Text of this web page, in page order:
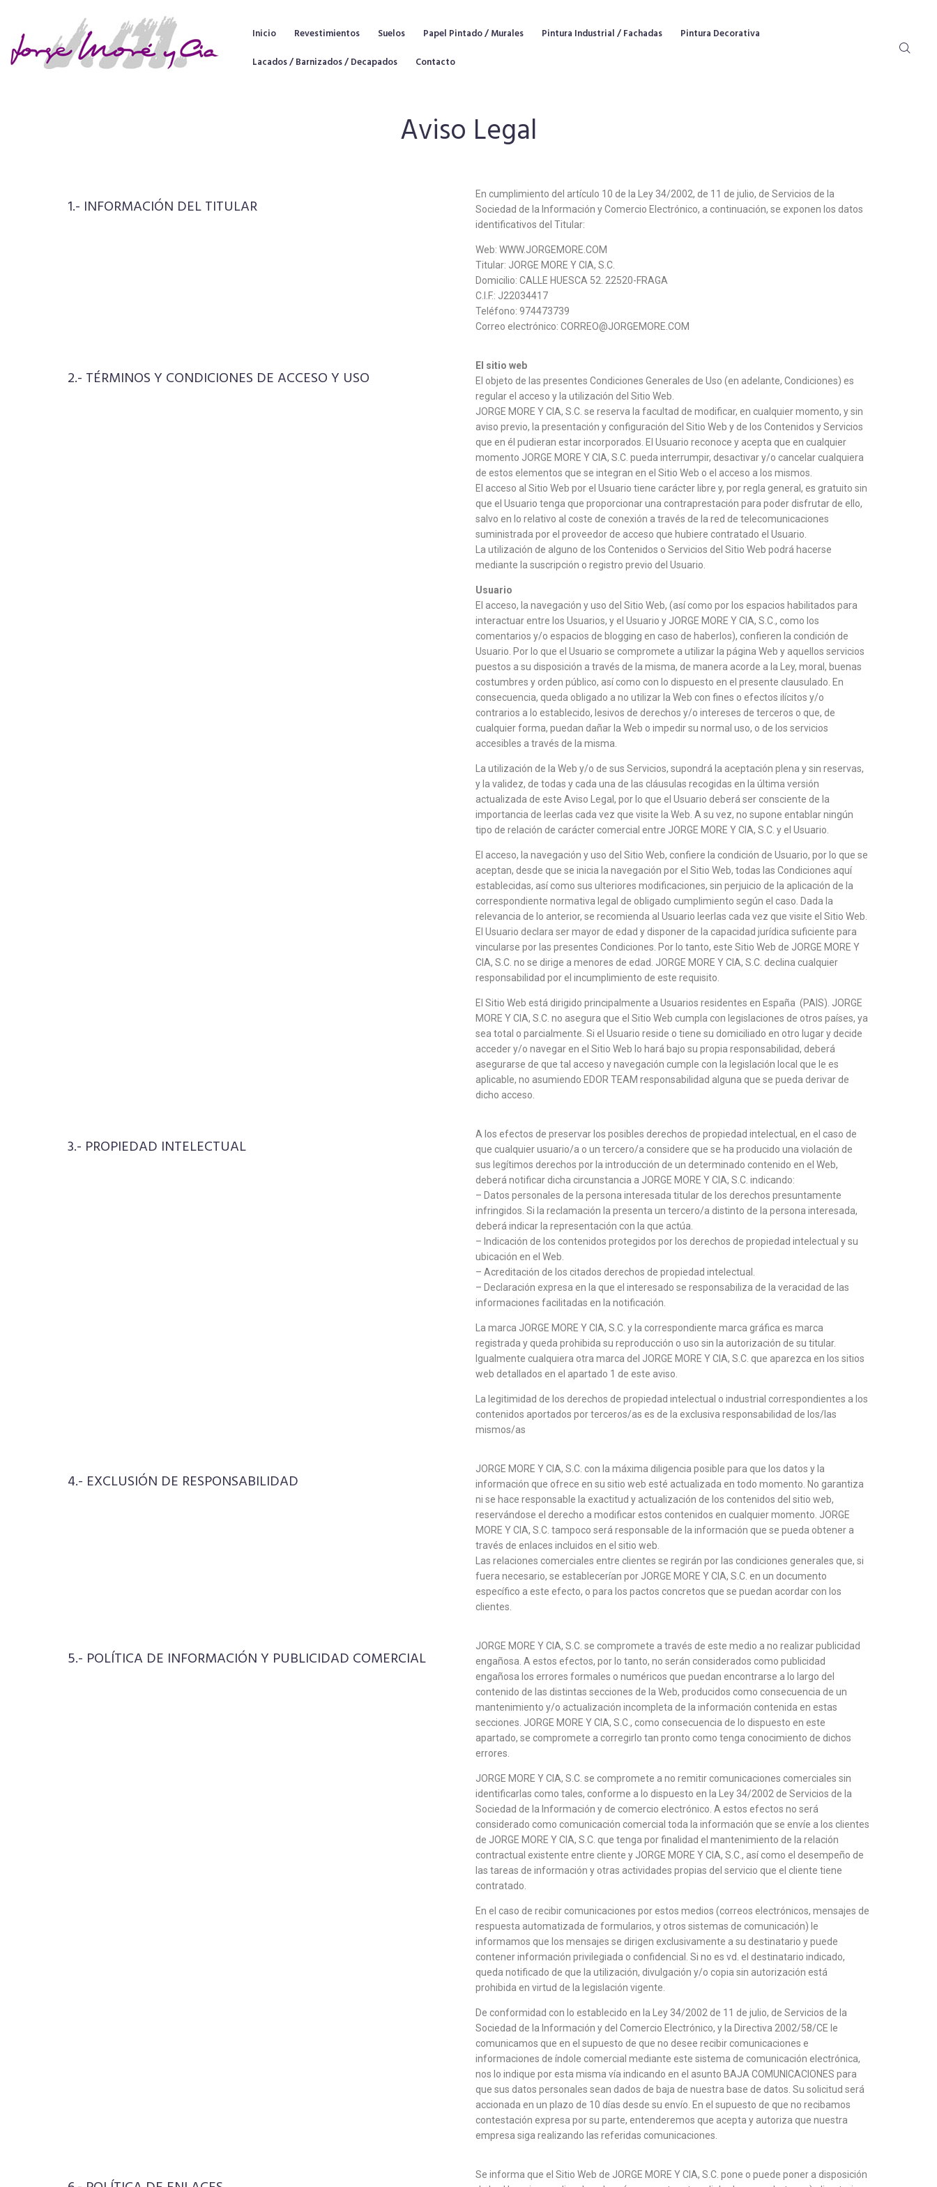
Inicio Revestimientos Suelos Papel Pintado / Murales Pintura Industrial / Fachadas
Pintura Decorativa
Lacados / Barnizados / Decapados
Contacto
Aviso Legal
1.- INFORMACIÓN DEL TITULAR
En cumplimiento del artículo 10 de la Ley 34/2002, de 11 de julio, de Servicios de la
Sociedad de la Información y Comercio Electrónico, a continuación, se exponen los datos
identificativos del Titular:
Web: WWW.JORGEMORE.COM
Titular: JORGE MORE Y CIA, S.C.
Domicilio: CALLE HUESCA 52. 22520-FRAGA
C.I.F.: J22034417
Teléfono: 974473739
Correo electrónico: CORREO@JORGEMORE.COM
2.- TÉRMINOS Y CONDICIONES DE ACCESO Y USO
El sitio web
El objeto de las presentes Condiciones Generales de Uso (en adelante, Condiciones) es
regular el acceso y la utilización del Sitio Web.
JORGE MORE Y CIA, S.C. se reserva la facultad de modificar, en cualquier momento, y sin
aviso previo, la presentación y configuración del Sitio Web y de los Contenidos y Servicios
que en él pudieran estar incorporados. El Usuario reconoce y acepta que en cualquier
momento JORGE MORE Y CIA, S.C. pueda interrumpir, desactivar y/o cancelar cualquiera
de estos elementos que se integran en el Sitio Web o el acceso a los mismos.
El acceso al Sitio Web por el Usuario tiene carácter libre y, por regla general, es gratuito sin
que el Usuario tenga que proporcionar una contraprestación para poder disfrutar de ello,
salvo en lo relativo al coste de conexión a través de la red de telecomunicaciones
suministrada por el proveedor de acceso que hubiere contratado el Usuario.
La utilización de alguno de los Contenidos o Servicios del Sitio Web podrá hacerse
mediante la suscripción o registro previo del Usuario.
Usuario
El acceso, la navegación y uso del Sitio Web, (así como por los espacios habilitados para
interactuar entre los Usuarios, y el Usuario y JORGE MORE Y CIA, S.C., como los
comentarios y/o espacios de blogging en caso de haberlos), confieren la condición de
Usuario. Por lo que el Usuario se compromete a utilizar la página Web y aquellos servicios
puestos a su disposición a través de la misma, de manera acorde a la Ley, moral, buenas
costumbres y orden público, así como con lo dispuesto en el presente clausulado. En
consecuencia, queda obligado a no utilizar la Web con fines o efectos ilícitos y/o
contrarios a lo establecido, lesivos de derechos y/o intereses de terceros o que, de
cualquier forma, puedan dañar la Web o impedir su normal uso, o de los servicios
accesibles a través de la misma.
La utilización de la Web y/o de sus Servicios, supondrá la aceptación plena y sin reservas,
y la validez, de todas y cada una de las cláusulas recogidas en la última versión
actualizada de este Aviso Legal, por lo que el Usuario deberá ser consciente de la
importancia de leerlas cada vez que visite la Web. A su vez, no supone entablar ningún
tipo de relación de carácter comercial entre JORGE MORE Y CIA, S.C. y el Usuario.
El acceso, la navegación y uso del Sitio Web, confiere la condición de Usuario, por lo que se
aceptan, desde que se inicia la navegación por el Sitio Web, todas las Condiciones aquí
establecidas, así como sus ulteriores modificaciones, sin perjuicio de la aplicación de la
correspondiente normativa legal de obligado cumplimiento según el caso. Dada la
relevancia de lo anterior, se recomienda al Usuario leerlas cada vez que visite el Sitio Web.
El Usuario declara ser mayor de edad y disponer de la capacidad jurídica suficiente para
vincularse por las presentes Condiciones. Por lo tanto, este Sitio Web de JORGE MORE Y
CIA, S.C. no se dirige a menores de edad. JORGE MORE Y CIA, S.C. declina cualquier
responsabilidad por el incumplimiento de este requisito.
El Sitio Web está dirigido principalmente a Usuarios residentes en España (PAIS). JORGE
MORE Y CIA, S.C. no asegura que el Sitio Web cumpla con legislaciones de otros países, ya
sea total o parcialmente. Si el Usuario reside o tiene su domiciliado en otro lugar y decide
acceder y/o navegar en el Sitio Web lo hará bajo su propia responsabilidad, deberá
asegurarse de que tal acceso y navegación cumple con la legislación local que le es
aplicable, no asumiendo EDOR TEAM responsabilidad alguna que se pueda derivar de
dicho acceso.
3.- PROPIEDAD INTELECTUAL
A los efectos de preservar los posibles derechos de propiedad intelectual, en el caso de
que cualquier usuario/a o un tercero/a considere que se ha producido una violación de
sus legítimos derechos por la introducción de un determinado contenido en el Web,
deberá notificar dicha circunstancia a JORGE MORE Y CIA, S.C. indicando:
– Datos personales de la persona interesada titular de los derechos presuntamente
infringidos. Si la reclamación la presenta un tercero/a distinto de la persona interesada,
deberá indicar la representación con la que actúa.
– Indicación de los contenidos protegidos por los derechos de propiedad intelectual y su
ubicación en el Web.
– Acreditación de los citados derechos de propiedad intelectual.
– Declaración expresa en la que el interesado se responsabiliza de la veracidad de las
informaciones facilitadas en la notificación.
La marca JORGE MORE Y CIA, S.C. y la correspondiente marca gráfica es marca
registrada y queda prohibida su reproducción o uso sin la autorización de su titular.
Igualmente cualquiera otra marca del JORGE MORE Y CIA, S.C. que aparezca en los sitios
web detallados en el apartado 1 de este aviso.
La legitimidad de los derechos de propiedad intelectual o industrial correspondientes a los
contenidos aportados por terceros/as es de la exclusiva responsabilidad de los/las
mismos/as
4.- EXCLUSIÓN DE RESPONSABILIDAD
JORGE MORE Y CIA, S.C. con la máxima diligencia posible para que los datos y la
información que ofrece en su sitio web esté actualizada en todo momento. No garantiza
ni se hace responsable la exactitud y actualización de los contenidos del sitio web,
reservándose el derecho a modificar estos contenidos en cualquier momento. JORGE
MORE Y CIA, S.C. tampoco será responsable de la información que se pueda obtener a
través de enlaces incluidos en el sitio web.
Las relaciones comerciales entre clientes se regirán por las condiciones generales que, si
fuera necesario, se establecerían por JORGE MORE Y CIA, S.C. en un documento
específico a este efecto, o para los pactos concretos que se puedan acordar con los
clientes.
5.- POLÍTICA DE INFORMACIÓN Y PUBLICIDAD COMERCIAL
JORGE MORE Y CIA, S.C. se compromete a través de este medio a no realizar publicidad
engañosa. A estos efectos, por lo tanto, no serán considerados como publicidad
engañosa los errores formales o numéricos que puedan encontrarse a lo largo del
contenido de las distintas secciones de la Web, producidos como consecuencia de un
mantenimiento y/o actualización incompleta de la información contenida en estas
secciones. JORGE MORE Y CIA, S.C., como consecuencia de lo dispuesto en este
apartado, se compromete a corregirlo tan pronto como tenga conocimiento de dichos
errores.
JORGE MORE Y CIA, S.C. se compromete a no remitir comunicaciones comerciales sin
identificarlas como tales, conforme a lo dispuesto en la Ley 34/2002 de Servicios de la
Sociedad de la Información y de comercio electrónico. A estos efectos no será
considerado como comunicación comercial toda la información que se envíe a los clientes
de JORGE MORE Y CIA, S.C. que tenga por finalidad el mantenimiento de la relación
contractual existente entre cliente y JORGE MORE Y CIA, S.C., así como el desempeño de
las tareas de información y otras actividades propias del servicio que el cliente tiene
contratado.
En el caso de recibir comunicaciones por estos medios (correos electrónicos, mensajes de
respuesta automatizada de formularios, y otros sistemas de comunicación) le
informamos que los mensajes se dirigen exclusivamente a su destinatario y puede
contener información privilegiada o confidencial. Si no es vd. el destinatario indicado,
queda notificado de que la utilización, divulgación y/o copia sin autorización está
prohibida en virtud de la legislación vigente.
De conformidad con lo establecido en la Ley 34/2002 de 11 de julio, de Servicios de la
Sociedad de la Información y del Comercio Electrónico, y la Directiva 2002/58/CE le
comunicamos que en el supuesto de que no desee recibir comunicaciones e
informaciones de índole comercial mediante este sistema de comunicación electrónica,
nos lo indique por esta misma vía indicando en el asunto BAJA COMUNICACIONES para
que sus datos personales sean dados de baja de nuestra base de datos. Su solicitud será
accionada en un plazo de 10 días desde su envío. En el supuesto de que no recibamos
contestación expresa por su parte, entenderemos que acepta y autoriza que nuestra
empresa siga realizando las referidas comunicaciones.
Se informa que el Sitio Web de JORGE MORE Y CIA, S.C. pone o puede poner a disposición